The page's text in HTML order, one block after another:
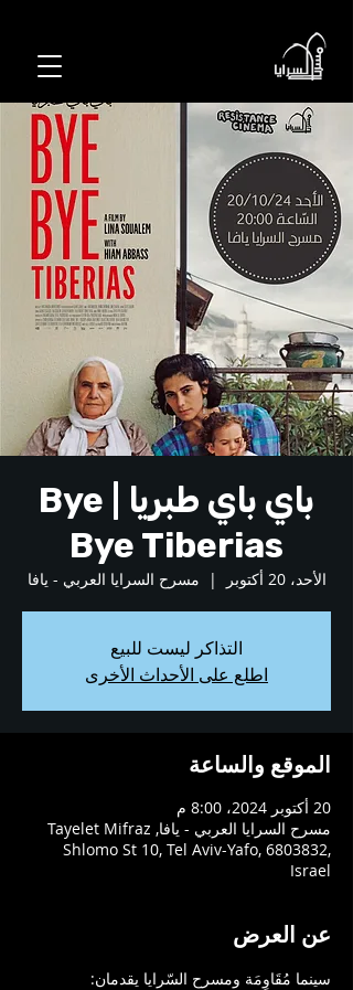
باي باي طبريا | Bye
Bye Tiberias
الأحد، 20 أكتوبر
  |
مسرح السرايا العربي - يافا
التذاكر ليست للبيع
اطلع على الأحداث الأخرى
الموقع والساعة
20 أكتوبر 2024، 8:00 م
مسرح السرايا العربي - يافا, Tayelet Mifraz
Shlomo St 10, Tel Aviv-Yafo, 6803832,
Israel
عن العرض
سينما مُقَاوِمَة ومسرح السّرايا يقدمان: